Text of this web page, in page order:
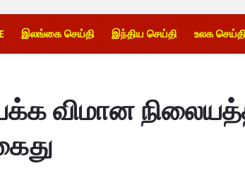
இலங்கை செய்தி இந்திய செய்தி உலக
விமான